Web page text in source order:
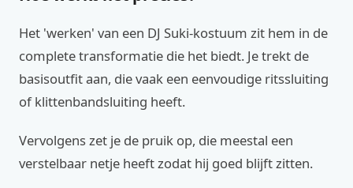
Het 'werken' van een DJ Suki-kostuum zit hem in de
complete transformatie die het biedt. Je trekt de
basisoutfit aan, die vaak een eenvoudige ritssluiting
of klittenbandsluiting heeft.
Vervolgens zet je de pruik op, die meestal een
verstelbaar netje heeft zodat hij goed blijft zitten.